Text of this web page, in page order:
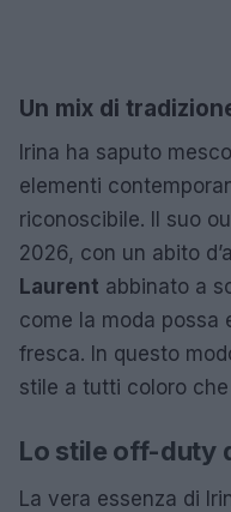
Un mix di
Irina ha saputo
elementi
riconoscibile. Il suo
2026, con un abito
Laurent abbinato a
come la moda possa
fresca. In questo
stile a tutti coloro
Lo stile off-duty
La vera essenza di